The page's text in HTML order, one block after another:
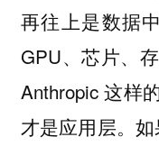
再往上是数据
GPU、芯片、
Anthropic 这样
才是应用层。